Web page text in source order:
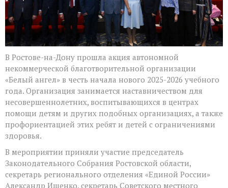
В Ростове-на-Дону прошла акция автономной
некоммерческой благотворительной организации
«Белый ангел» в честь начала нового 2025-2026 учебного
года. Организация занимается наставничеством для
несовершеннолетних, воспитывающихся в центрах
помощи детям и других подобных организациях, а также
профориентацией этих ребят и детей с ограничениями
здоровья.
В мероприятии приняли участие председатель
Законодательного Собрания Ростовской области,
секретарь регионального отделения «Единой России»
Александр Ищенко, секретарь Советского местного